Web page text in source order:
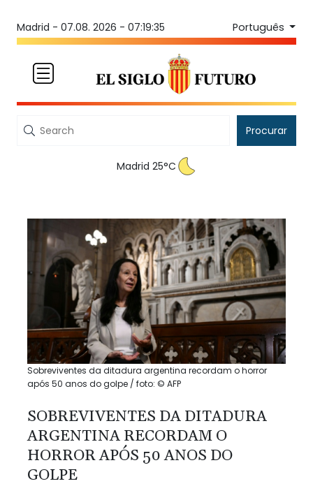
Madrid - 07.08. 2026 - 07:19:35 Português
Procurar
Madrid 25°C
Sobreviventes da ditadura argentina recordam o horror
após 50 anos do golpe / foto: © AFP
SOBREVIVENTES DA DITADURA
ARGENTINA RECORDAM O
HORROR APÓS 50 ANOS DO
GOLPE